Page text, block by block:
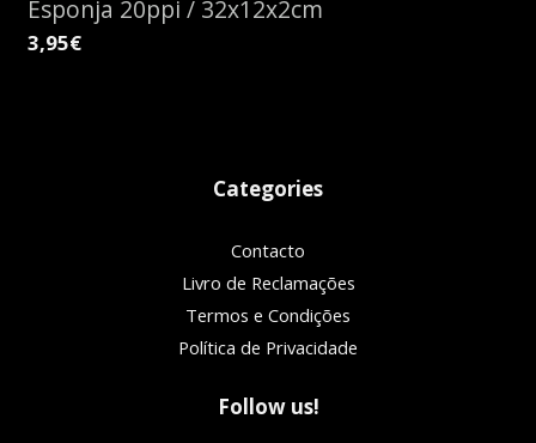
Esponja 20ppi / 32x12x2cm
3,95€
Categories
Contacto
Livro de Reclamações
Termos e Condições
Política de Privacidade
Follow us!